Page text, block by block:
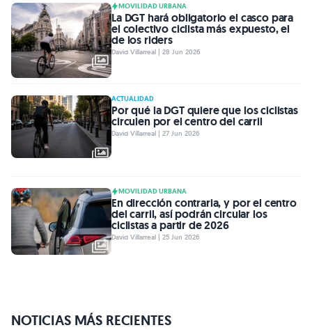
MOVILIDAD URBANA
La DGT hará obligatorio el casco para
el colectivo ciclista más expuesto, el
de los riders
David Villarreal | 28 Jun 2026
ACTUALIDAD
Por qué la DGT quiere que los ciclistas
circulen por el centro del carril
David Villarreal | 27 Jun 2026
MOVILIDAD URBANA
En dirección contraria, y por el centro
del carril, así podrán circular los
ciclistas a partir de 2026
David Villarreal | 25 Jun 2026
NOTICIAS MÁS RECIENTES